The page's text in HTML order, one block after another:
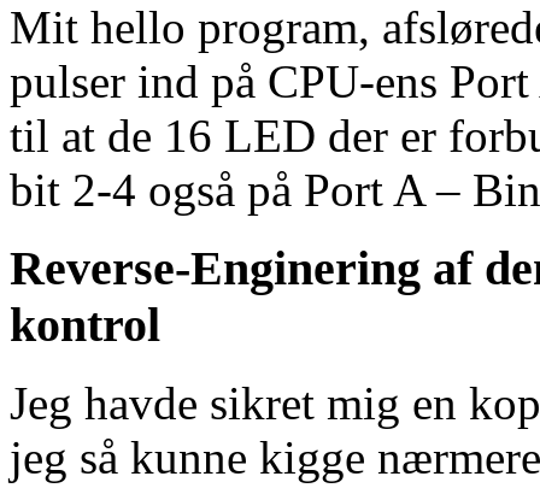
Mit hello program,
pulser ind på CPU-ens
til at de 16 LED der er
bit 2-4 også på Port A –
Reverse-Enginering af
kontrol
Jeg havde sikret mig en
jeg så kunne kigge